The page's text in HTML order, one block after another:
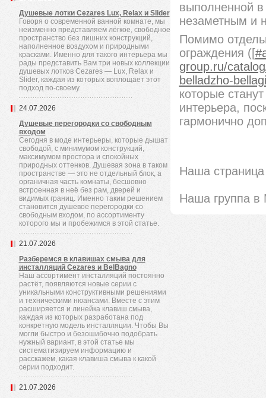
Душевые лотки Cezares Lux, Relax и Slider
Говоря о современной ванной комнате, мы
неизменно представляем лёгкое, свободное
пространство без лишних конструкций,
наполненное воздухом и природными
красками. Именно для такого интерьера мы
рады представить Вам три новых коллекции
душевых лотков Cezares — Lux, Relax и
Slider, каждая из которых воплощает этот
подход по-своему.
24.07.2026
Душевые перегородки со свободным
входом
Сегодня в моде интерьеры, которые дышат
свободой, с минимумом конструкций,
максимумом простора и спокойных
природных оттенков. Душевая зона в таком
пространстве — это не отдельный блок, а
органичная часть комнаты, бесшовно
встроенная в неё без рам, дверей и
видимых границ. Именно таким решением
становится душевое перегородки со
свободным входом, по ассортименту
которого мы и пробежимся в этой статье.
21.07.2026
Разберемся в клавишах смыва для
инсталляций Cezares и BelBagno
Наш ассортимент инсталляций постоянно
растёт, появляются новые серии с
уникальными конструктивными решениями
и техническими нюансами. Вместе с этим
расширяется и линейка клавиш смыва,
каждая из которых разработана под
конкретную модель инсталляции. Чтобы Вы
могли быстро и безошибочно подобрать
нужный вариант, в этой статье мы
систематизируем информацию и
расскажем, какая клавиша смыва к какой
серии подходит.
21.07.2026
выполненной в
незаметным и
Помимо
ограждения ([
group.ru/
belladzho-
которые
интерьера,
гармонично
Наша
Наша группа